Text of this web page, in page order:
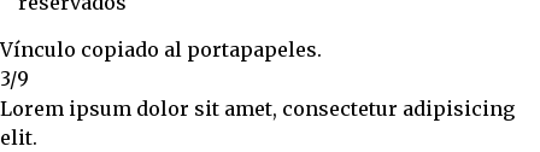
Vínculo copiado al portapapeles.
3/9
Lorem ipsum dolor sit amet, consectetur adipisicing
elit.